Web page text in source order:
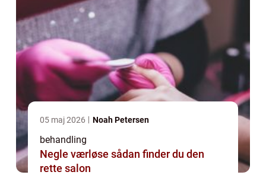
05 maj 2026 Noah Petersen
behandling
Negle værløse sådan finder du den
rette salon